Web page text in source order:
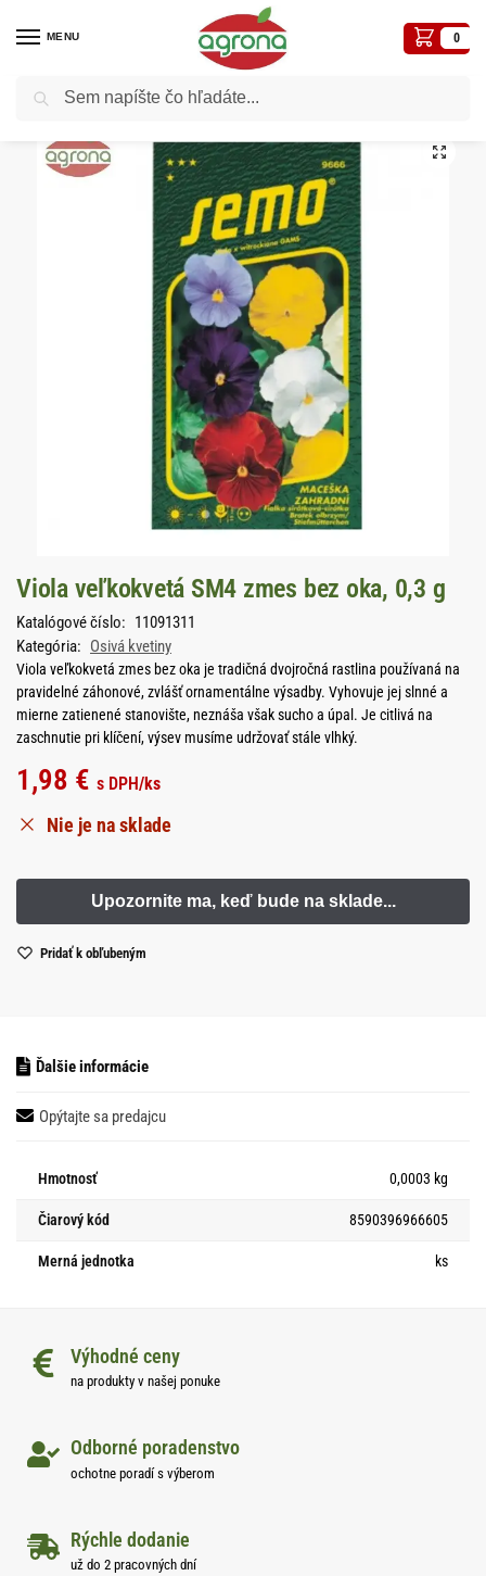
MENU 0
Domov Semená - osivá / Osivá kvetiny
Viola veľkokvetá SM4 zmes bez oka, 0,3 g
Katalógové číslo: 11091311
Kategória: Osivá kvetiny
Viola veľkokvetá zmes bez oka je tradičná dvojročná rastlina používaná na
pravidelné záhonové, zvlášť ornamentálne výsadby. Vyhovuje jej slnné a
mierne zatienené stanovište, neznáša však sucho a úpal. Je citlivá na
zaschnutie pri klíčení, výsev musíme udržovať stále vlhký.
1,98 € s DPH/ks
Nie je na sklade
Pridať k obľubeným
Ďalšie informácie
Opýtajte sa predajcu
Hmotnosť 0,0003 kg
Čiarový kód 8590396966605
Merná jednotka ks
Výhodné ceny
na produkty v našej ponuke
Odborné poradenstvo
ochotne poradí s výberom
Rýchle dodanie
už do 2 pracovných dní